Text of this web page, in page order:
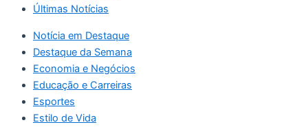
Últimas Notícias
Notícia em Destaque
Destaque da Semana
Economia e Negócios
Educação e Carreiras
Esportes
Estilo de Vida